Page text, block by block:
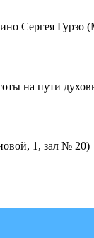
Сергея
на пути
1, зал № 20)